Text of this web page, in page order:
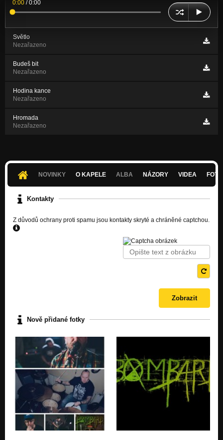
0:00 /0:00
Světlo
Nezařazeno
Budeš bit
Nezařazeno
Hodina kance
Nezařazeno
Hromada
Nezařazeno
NOVINKY O KAPELE ALBA NÁZORY VIDEA
Kontakty
Z důvodů ochrany proti spamu jsou kontakty skryté a chráněné captchou.
Nově přidané fotky